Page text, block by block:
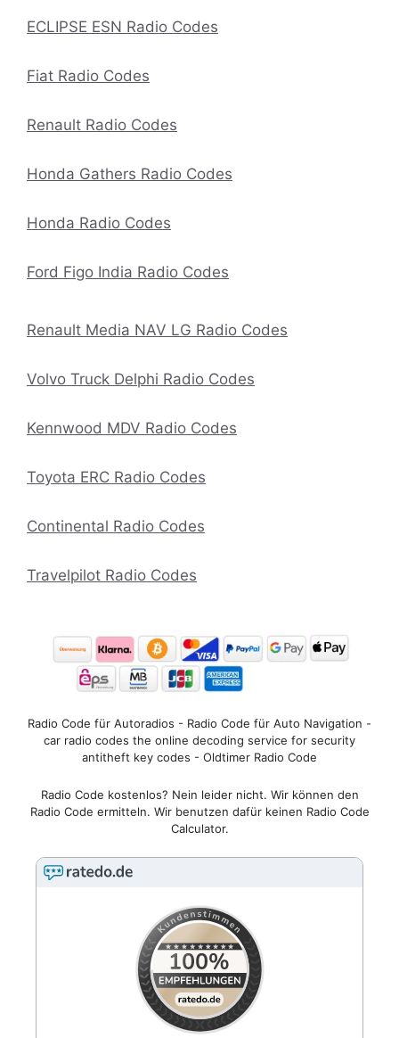
ECLIPSE ESN Radio Codes
Fiat Radio Codes
Renault Radio Codes
Honda Gathers Radio Codes
Honda Radio Codes
Ford Figo India Radio Codes
Renault Media NAV LG Radio Codes
Volvo Truck Delphi Radio Codes
Kennwood MDV Radio Codes
Toyota ERC Radio Codes
Continental Radio Codes
Travelpilot Radio Codes
Radio Code für Autoradios - Radio Code für Auto Navigation -
car radio codes the online decoding service for security
antitheft key codes - Oldtimer Radio Code
Radio Code kostenlos? Nein leider nicht. Wir können den
Radio Code ermitteln. Wir benutzen dafür keinen Radio Code
Calculator.